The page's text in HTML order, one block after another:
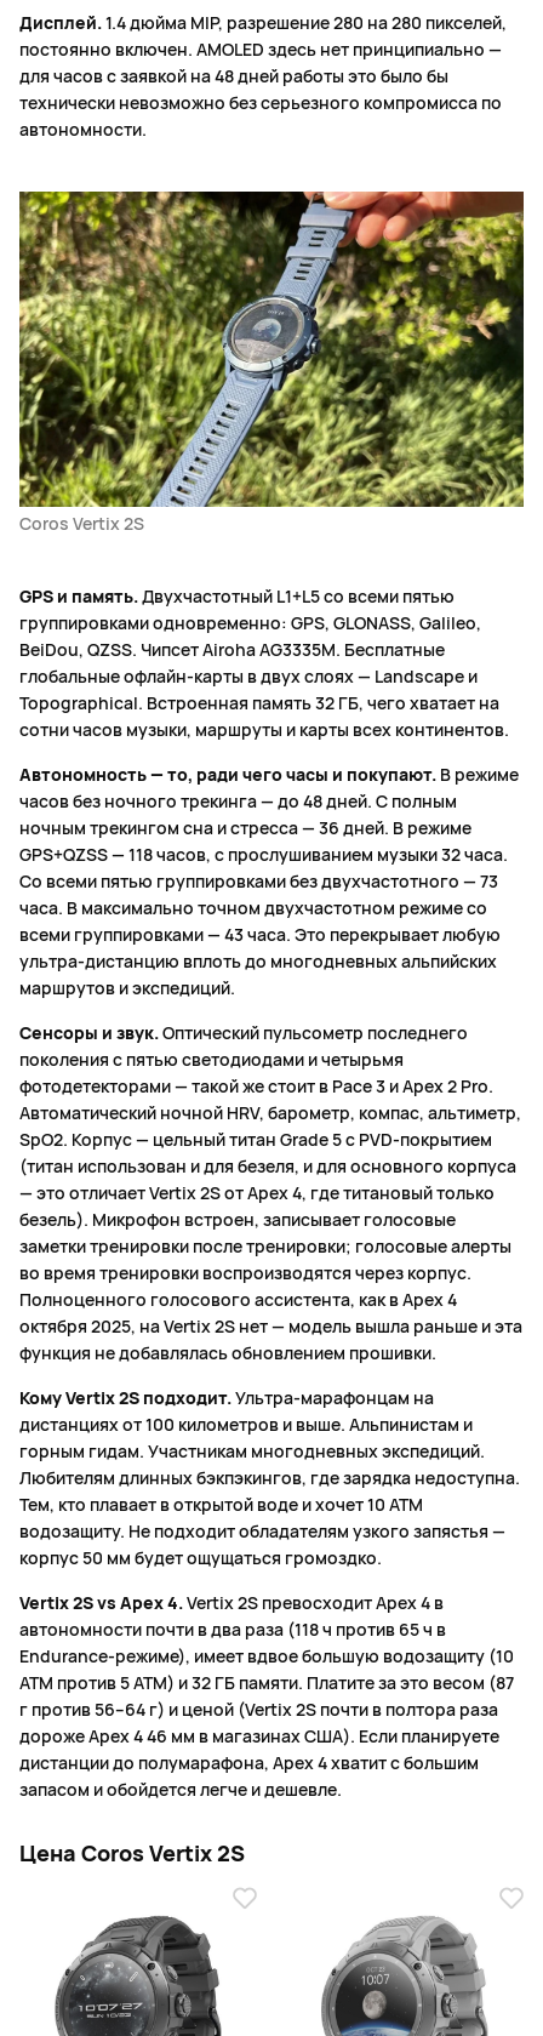
Дисплей.1.4 дюйма MIP, разрешение 280 на 280 пикселей,
постоянно включен. AMOLED здесь нет принципиально —
для часов с заявкой на 48 дней работы это было бы
технически невозможно без серьезного компромисса по
автономности.
Coros Vertix 2S
GPS и память.Двухчастотный L1+L5 со всеми пятью
группировками одновременно: GPS, GLONASS, Galileo,
BeiDou, QZSS. Чипсет Airoha AG3335M. Бесплатные
глобальные офлайн-карты в двух слоях — Landscape и
Topographical. Встроенная память 32 ГБ, чего хватает на
сотни часов музыки, маршруты и карты всех континентов.
Автономность — то, ради чего часы и покупают. В режиме
часов без ночного трекинга — до 48 дней. С полным
ночным трекингом сна и стресса — 36 дней. В режиме
GPS+QZSS — 118 часов, с прослушиванием музыки 32 часа.
Со всеми пятью группировками без двухчастотного — 73
часа. В максимально точном двухчастотном режиме со
всеми группировками — 43 часа. Это перекрывает любую
ультра-дистанцию вплоть до многодневных альпийских
маршрутов и экспедиций.
Сенсоры и звук.Оптический пульсометр последнего
поколения с пятью светодиодами и четырьмя
фотодетекторами — такой же стоит в Pace 3 и Apex 2 Pro.
Автоматический ночной HRV, барометр, компас, альтиметр,
SpO2. Корпус — цельный титан Grade 5 с PVD-покрытием
(титан использован и для безеля, и для основного корпуса
— это отличает Vertix 2S от Apex 4, где титановый только
безель). Микрофон встроен, записывает голосовые
заметки тренировки после тренировки; голосовые алерты
во время тренировки воспроизводятся через корпус.
Полноценного голосового ассистента, как в Apex 4
октября 2025, на Vertix 2S нет — модель вышла раньше и эта
функция не добавлялась обновлением прошивки.
Кому Vertix 2S подходит.Ультра-марафонцам на
дистанциях от 100 километров и выше. Альпинистам и
горным гидам. Участникам многодневных экспедиций.
Любителям длинных бэкпэкингов, где зарядка недоступна.
Тем, кто плавает в открытой воде и хочет 10 ATM
водозащиту. Не подходит обладателям узкого запястья —
корпус 50 мм будет ощущаться громоздко.
Vertix 2S vs Apex 4.Vertix 2S превосходит Apex 4 в
автономности почти в два раза (118 ч против 65 ч в
Endurance-режиме), имеет вдвое большую водозащиту (10
ATM против 5 ATM) и 32 ГБ памяти. Платите за это весом (87
г против 56–64 г) и ценой (Vertix 2S почти в полтора раза
дороже Apex 4 46 мм в магазинах США). Если планируете
дистанции до полумарафона, Apex 4 хватит с большим
запасом и обойдется легче и дешевле.
Цена Coros Vertix 2S